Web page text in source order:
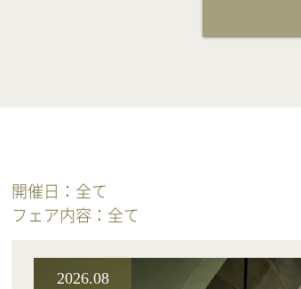
開催日： 全て
フェア内容： 全て
2026.08